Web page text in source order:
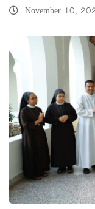
November 10,